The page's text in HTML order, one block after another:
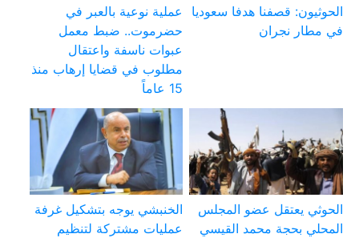
الحوثيون: قصفنا هدفا سعوديا
في مطار نجران
عملية نوعية بالعبر في
حضرموت.. ضبط معمل
عبوات ناسفة واعتقال
مطلوب في قضايا إرهاب منذ
15 عاماً
الحوثي يعتقل عضو المجلس
المحلي بحجة محمد القيسي
الخنبشي يوجه بتشكيل غرفة
عمليات مشتركة لتنظيم